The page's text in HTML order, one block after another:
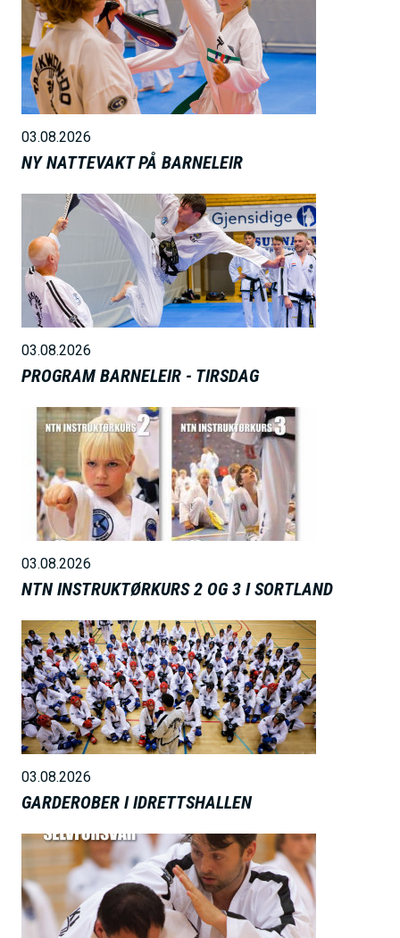
l
d
e
03.08.2026
NY NATTEVAKT PÅ BARNELEIR
d
03.08.2026
PROGRAM BARNELEIR - TIRSDAG
03.08.2026
NTN INSTRUKTØRKURS 2 OG 3 I SORTLAND
B
i
l
d
e
03.08.2026
GARDEROBER I IDRETTSHALLEN
B
l
d